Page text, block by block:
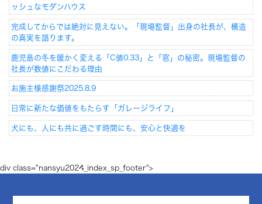
ッシュなモダンハウス
完成してからでは絶対に見えない。「現場監督」出身の社長が、構造
の真実を語ります。
鹿児島の冬を暖かく変える「C値0.33」と「窓」の秘密。現場監督の
社長が数値にこだわる理由
お施主様感謝祭2025.8.9
日常に新たな価値をもたらす「ガレージライフ」
犬にも、人にも共に過ごす時間にも、安心と快適を
div class="nansyu2024_index_sp_footer">